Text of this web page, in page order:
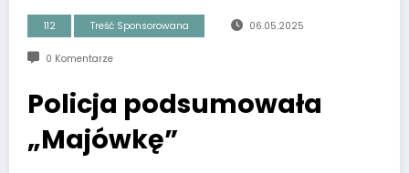
112 Treść Sponsorowana 06.05.2025
0 Komentarze
Policja podsumowała
„Majówkę”